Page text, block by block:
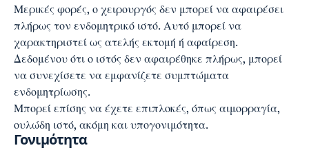
Μερικές φορές, ο χειρουργός δεν μπορεί να αφαιρέσει
πλήρως τον ενδομητρικό ιστό. Αυτό μπορεί να
χαρακτηριστεί ως ατελής εκτομή ή αφαίρεση.
Δεδομένου ότι ο ιστός δεν αφαιρέθηκε πλήρως, μπορεί
να συνεχίσετε να εμφανίζετε συμπτώματα
ενδομητρίωσης.
Μπορεί επίσης να έχετε επιπλοκές, όπως αιμορραγία,
ουλώδη ιστό, ακόμη και υπογονιμότητα.
Γονιμότητα